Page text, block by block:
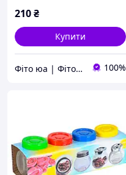
210₴
Купити
Фіто юа | Фітоаптека 100%